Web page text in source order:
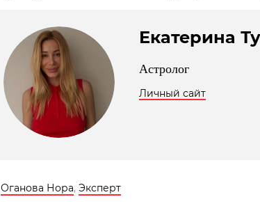
Екатерина
Астролог
Личный сайт
Оганова Нора, Эксперт